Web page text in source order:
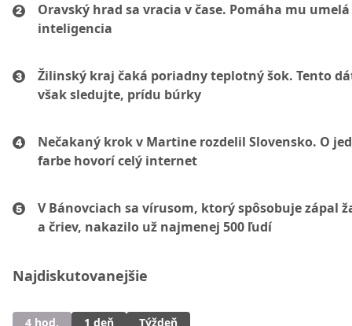
Oravský hrad sa vracia v čase. Pomáha mu umelá
inteligencia
Žilinský kraj čaká poriadny teplotný šok. Tento
však sledujte, prídu búrky
Nečakaný krok v Martine rozdelil Slovensko. O
farbe hovorí celý internet
V Bánovciach sa vírusom, ktorý spôsobuje zápal
a čriev, nakazilo už najmenej 500 ľudí
Najdiskutovanejšie
4 hod. 1 deň Týždeň